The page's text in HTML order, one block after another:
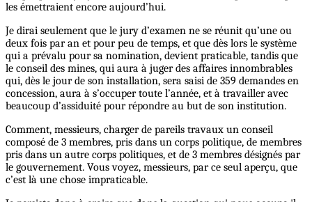
les émettraient encore aujourd’hui.
Je dirai seulement que le jury d’examen ne se réunit qu’une ou
deux fois par an et pour peu de temps, et que dès lors le système
qui a prévalu pour sa nomination, devient praticable, tandis que
le conseil des mines, qui aura à juger des affaires innombrables
qui, dès le jour de son installation, sera saisi de 359 demandes en
concession, aura à s’occuper toute l’année, et à travailler avec
beaucoup d’assiduité pour répondre au but de son institution.
Comment, messieurs, charger de pareils travaux un conseil
composé de 3 membres, pris dans un corps politique, de membres
pris dans un autre corps politiques, et de 3 membres désignés par
le gouvernement. Vous voyez, messieurs, par ce seul aperçu, que
c’est là une chose impraticable.